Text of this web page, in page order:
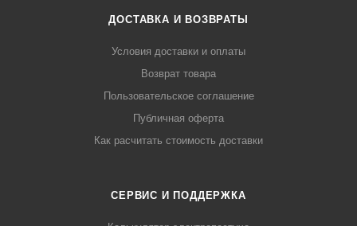
ДОСТАВКА И ВОЗВРАТЫ
Условия доставки и оплаты
Возврат товара
Пользовательское соглашение
Публичная оферта
Как расчитать стоимость доставки
СЕРВИС И ПОДДЕРЖКА